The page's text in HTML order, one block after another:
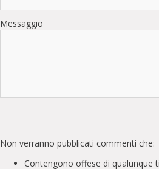
Messaggio
Non verranno pubblicati commenti che:
Contengono offese di qualunque